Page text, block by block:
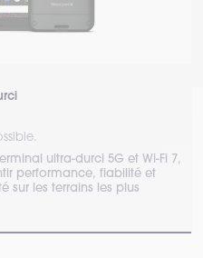
ultra-durci 5G et Wi-Fi 7,
performance, fiabilité et
sur les terrains les plus